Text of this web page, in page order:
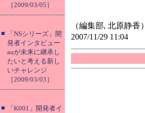
［2009/03/05］
■
「NSシリーズ」開
発者インタビュー
auが未来に継承し
たいと考える新し
いチャレンジ
［2009/03/03］
■
「K001」開発者イ
（編集部, 北原静香）
2007/11/29 11:04